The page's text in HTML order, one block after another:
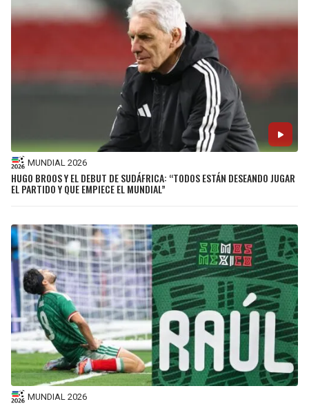
MUNDIAL 2026
HUGO BROOS Y EL DEBUT DE SUDÁFRICA: “TODOS ESTÁN DESEANDO JUGAR
EL PARTIDO Y QUE EMPIECE EL MUNDIAL”
MUNDIAL 2026